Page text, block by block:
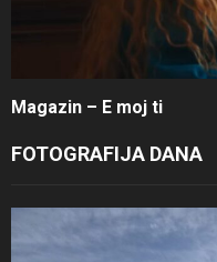
Magazin – E moj ti
FOTOGRAFIJA DANA